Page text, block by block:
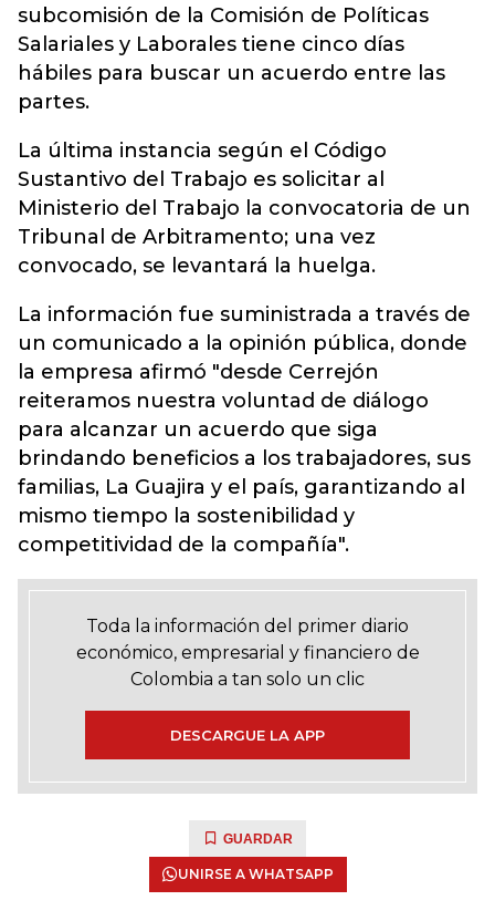
subcomisión de la Comisión de Políticas
Salariales y Laborales tiene cinco días
hábiles para buscar un acuerdo entre las
partes.
La última instancia según el Código
Sustantivo del Trabajo es solicitar al
Ministerio del Trabajo la convocatoria de un
Tribunal de Arbitramento; una vez
convocado, se levantará la huelga.
La información fue suministrada a través de
un comunicado a la opinión pública, donde
la empresa afirmó "desde Cerrejón
reiteramos nuestra voluntad de diálogo
para alcanzar un acuerdo que siga
brindando beneficios a los trabajadores, sus
familias, La Guajira y el país, garantizando al
mismo tiempo la sostenibilidad y
competitividad de la compañía".
Toda la información del primer diario
económico, empresarial y financiero de
Colombia a tan solo un clic
DESCARGUE LA APP
GUARDAR
UNIRSE A WHATSAPP